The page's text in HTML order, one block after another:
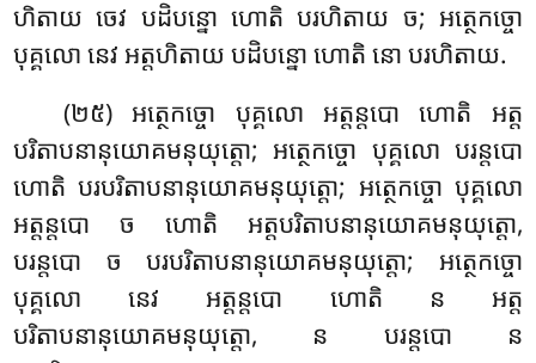
ហិតាយ ចេវ បដិបន្នោ ហោតិ បរហិតាយ ច; អត្ថេកច្ចោ
បុគ្គលោ នេវ អត្តហិតាយ បដិបន្នោ ហោតិ នោ បរហិតាយ.
(២៥) អត្ថេកច្ចោ បុគ្គលោ អត្តន្តបោ ហោតិ អត្ត
បរិតាបនានុយោគមនុយុត្តោ; អត្ថេកច្ចោ បុគ្គលោ បរន្តបោ
ហោតិ បរបរិតាបនានុយោគមនុយុត្តោ; អត្ថេកច្ចោ បុគ្គលោ
អត្តន្តបោ ច ហោតិ អត្តបរិតាបនានុយោគមនុយុត្តោ,
បរន្តបោ ច បរបរិតាបនានុយោគមនុយុត្តោ; អត្ថេកច្ចោ
បុគ្គលោ នេវ អត្តន្តបោ ហោតិ ន អត្ត
បរិតាបនានុយោគមនុយុត្តោ, ន បរន្តបោ ន